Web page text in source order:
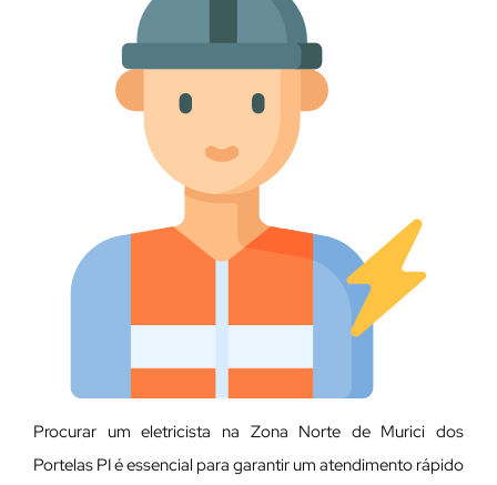
Procurar um eletricista na Zona Norte de Murici dos
Portelas PI é essencial para garantir um atendimento rápido